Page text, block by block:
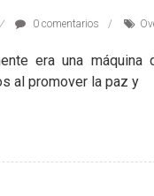
0 comentarios
era una
al promover la paz y